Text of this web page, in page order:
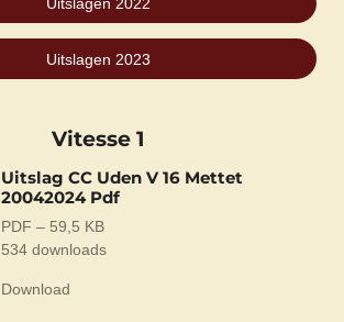
Uitslagen 2023
Vitesse 1
Uitslag CC Uden V 16 Mettet
20042024 Pdf
PDF – 59,5 KB
534 downloads
Download